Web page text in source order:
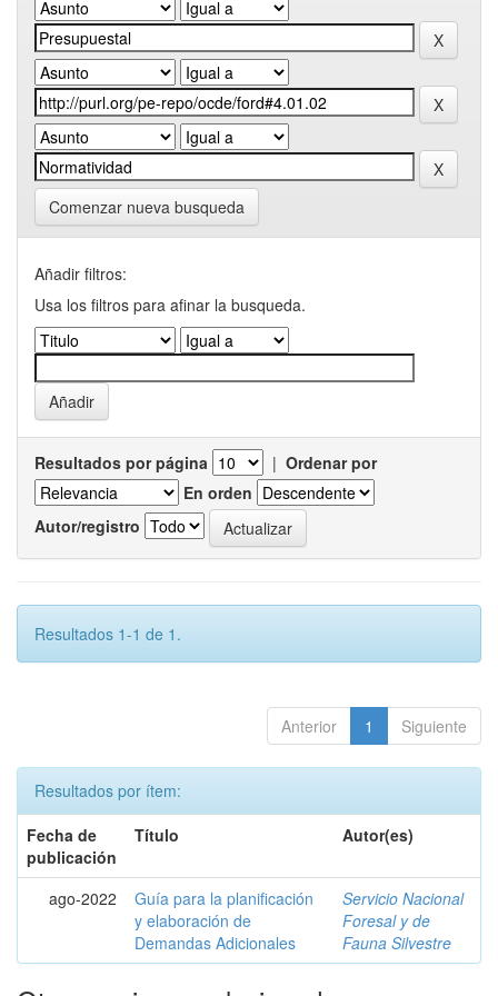
Comenzar nueva busqueda
Añadir filtros:
Usa los filtros para afinar la busqueda.
Resultados por página | Ordenar por
En orden
Autor/registro
Resultados 1-1 de 1.
Anterior 1 Siguiente
Resultados por ítem:
Fecha de
publicación
Título Autor(es)
ago-2022
Guía para la planificación
y elaboración de
Demandas Adicionales
Servicio Nacional
Foresal y de
Fauna Silvestre